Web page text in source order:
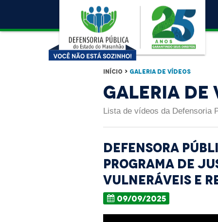
Início > Galeria de Vídeos
Galeria de
Lista de vídeos da Defensoria
Defensora
programa de
vulneráveis e
09/09/2025